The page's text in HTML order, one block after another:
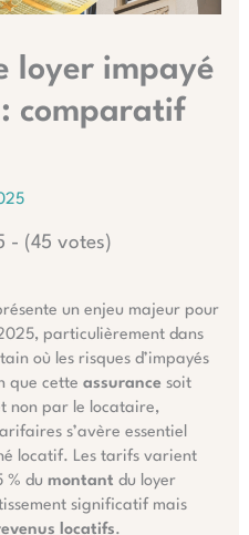
loyer impayé
comparatif
- (45 votes)
un enjeu majeur pour
particulièrement dans
où les risques d’impayés
que cette assurance soit
non par le locataire,
s’avère essentiel
locatif. Les tarifs varient
% du montant du loyer
significatif mais
locatifs.